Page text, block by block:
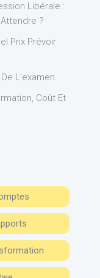
Libérale :
?
Prix Prévoir
L’examen
Coût Et